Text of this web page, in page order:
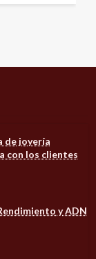
de joyería
con los clientes
y ADN